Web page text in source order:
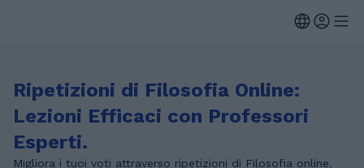
Ripetizioni di Filosofia Online:
Lezioni Efficaci con Professori
Esperti.
Migliora i tuoi voti attraverso ripetizioni di Filosofia online.